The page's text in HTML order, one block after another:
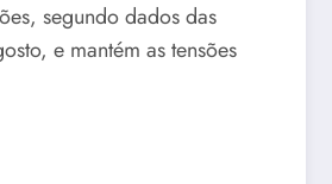
segundo dados das
e mantém as tensões